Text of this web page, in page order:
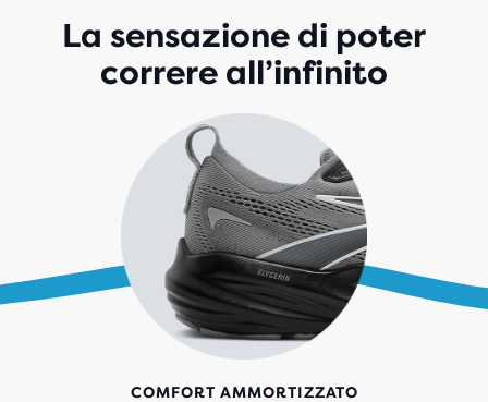
RECENSIONI
La sensazione di poter
correre all’infinito
COMFORT AMMORTIZZATO